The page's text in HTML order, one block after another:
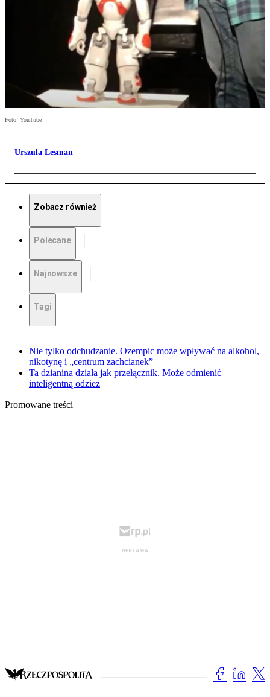
Foto: YouTube
Urszula Lesman
Zobacz również
Polecane
Najnowsze
Tagi
Nie tylko odchudzanie. Ozempic może wpływać na alkohol,
nikotynę i „centrum zachcianek”
Ta dzianina działa jak przełącznik. Może odmienić
inteligentną odzież
Promowane treści